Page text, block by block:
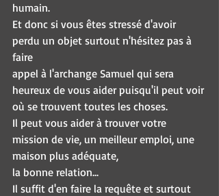
humain.
Et donc si vous êtes stressé d'avoir
perdu un objet surtout n'hésitez pas à
faire
appel à l'archange Samuel qui sera
heureux de vous aider puisqu'il peut voir
où se trouvent toutes les choses.
Il peut vous aider à trouver votre
mission de vie, un meilleur emploi, une
maison plus adéquate,
la bonne relation...
Il suffit d'en faire la requête et surtout